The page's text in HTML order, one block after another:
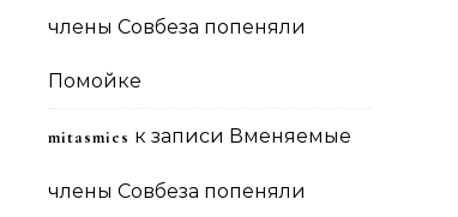
члены Совбеза попеняли
Помойке
mitasmies к записи Вменяемые
члены Совбеза попеняли